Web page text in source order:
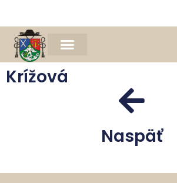
Krížová
Naspäť